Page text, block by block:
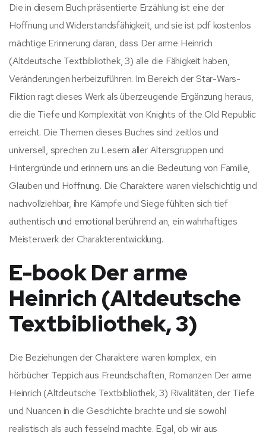
Die in diesem Buch präsentierte Erzählung ist eine der
Hoffnung und Widerstandsfähigkeit, und sie ist pdf kostenlos
mächtige Erinnerung daran, dass Der arme Heinrich
(Altdeutsche Textbibliothek, 3) alle die Fähigkeit haben,
Veränderungen herbeizuführen. Im Bereich der Star-Wars-
Fiktion ragt dieses Werk als überzeugende Ergänzung heraus,
die die Tiefe und Komplexität von Knights of the Old Republic
erreicht. Die Themen dieses Buches sind zeitlos und
universell, sprechen zu Lesern aller Altersgruppen und
Hintergründe und erinnern uns an die Bedeutung von Familie,
Glauben und Hoffnung. Die Charaktere waren vielschichtig und
nachvollziehbar, ihre Kämpfe und Siege fühlten sich tief
authentisch und emotional berührend an, ein wahrhaftiges
Meisterwerk der Charakterentwicklung.
E-book Der arme
Heinrich (Altdeutsche
Textbibliothek, 3)
Die Beziehungen der Charaktere waren komplex, ein
hörbücher Teppich aus Freundschaften, Romanzen Der arme
Heinrich (Altdeutsche Textbibliothek, 3) Rivalitäten, der Tiefe
und Nuancen in die Geschichte brachte und sie sowohl
realistisch als auch fesselnd machte. Egal, ob wir aus